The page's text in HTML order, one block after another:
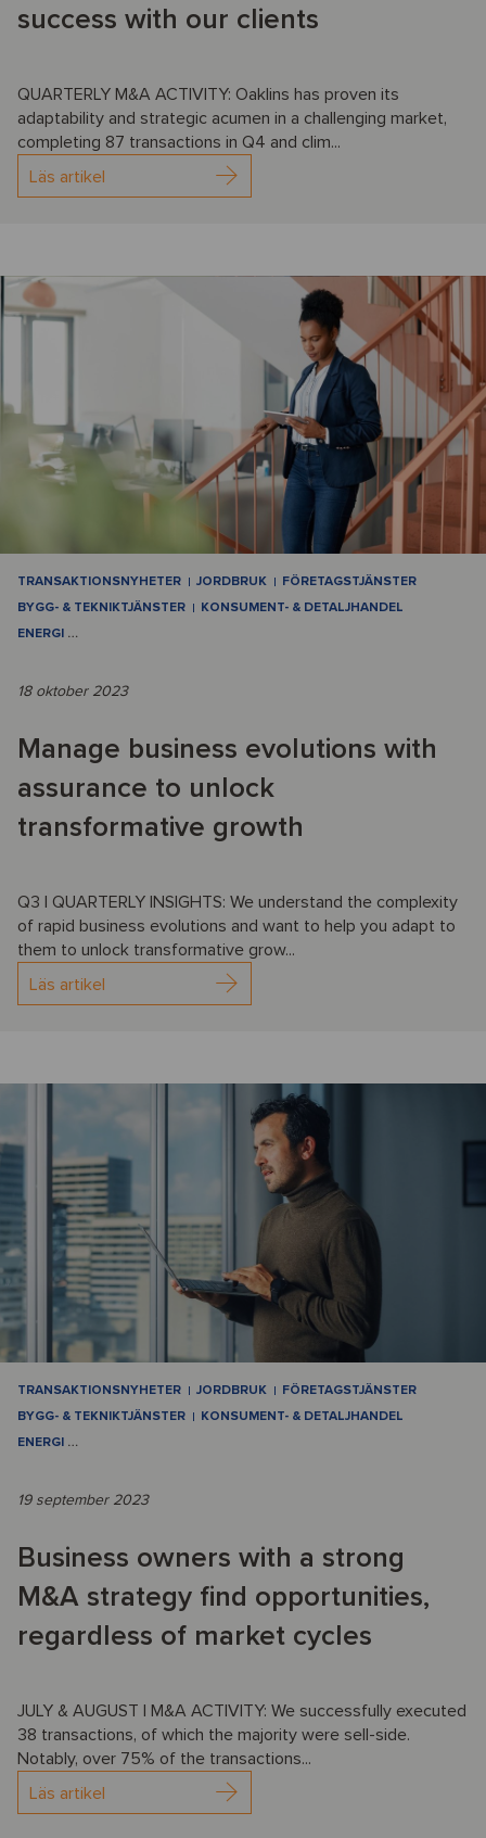
success with our clients
QUARTERLY M&A ACTIVITY: Oaklins has proven its
adaptability and strategic acumen in a challenging market,
completing 87 transactions in Q4 and clim...
Läs artikel
TRANSAKTIONSNYHETER JORDBRUK
FÖRETAGSTJÄNSTER
BYGG- & TEKNIKTJÄNSTER
KONSUMENT- & DETALJHANDEL
ENERGI …
18 oktober 2023
Manage business evolutions with
assurance to unlock
transformative growth
Q3 | QUARTERLY INSIGHTS: We understand the complexity
of rapid business evolutions and want to help you adapt to
them to unlock transformative grow...
Läs artikel
TRANSAKTIONSNYHETER JORDBRUK
FÖRETAGSTJÄNSTER
BYGG- & TEKNIKTJÄNSTER
KONSUMENT- & DETALJHANDEL
ENERGI …
19 september 2023
Business owners with a strong
M&A strategy find opportunities,
regardless of market cycles
JULY & AUGUST | M&A ACTIVITY: We successfully executed
38 transactions, of which the majority were sell-side.
Notably, over 75% of the transactions...
Läs artikel